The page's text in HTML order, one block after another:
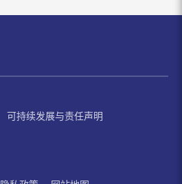
可持续发展与责任声明